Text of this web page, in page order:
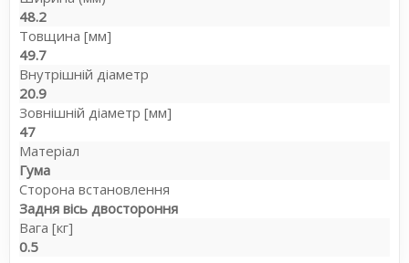
48.2
Товщина [мм]
49.7
Внутрішній діаметр
20.9
Зовнішній діаметр [мм]
47
Матеріал
Гума
Сторона встановлення
Задня вісь двостороння
Вага [кг]
0.5